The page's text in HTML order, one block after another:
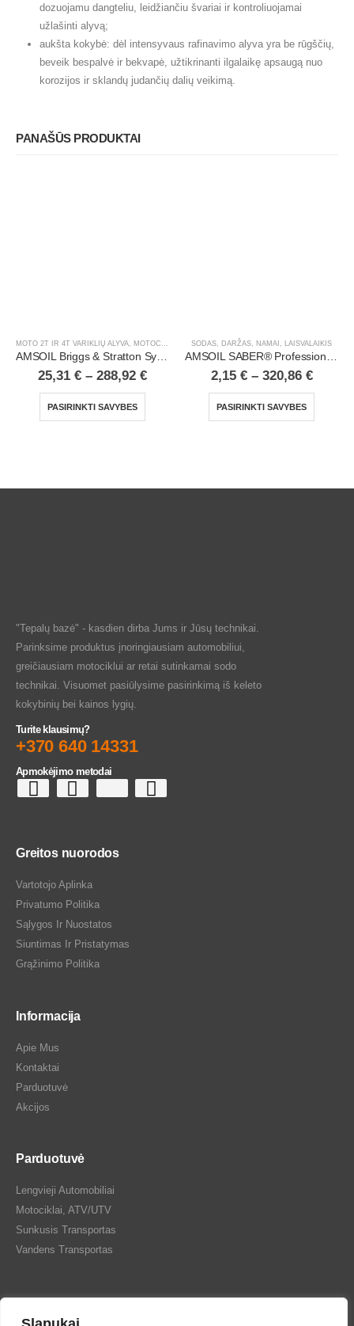
dozuojamu dangteliu, leidžiančiu švariai ir kontroliuojamai
užlašinti alyvą;
aukšta kokybė: dėl intensyvaus rafinavimo alyva yra be rūgščių,
beveik bespalvė ir bekvapė, užtikrinanti ilgalaikę apsaugą nuo
korozijos ir sklandų judančių dalių veikimą.
PANAŠŪS PRODUKTAI
MOTO 2T IR 4T VARIKLIŲ ALYVA, MOTOCIKLAI, ATV/UTV , NAMAI, LAISVALAIKIS ,SODAS,
AMSOIL Briggs & Stratton Synthetic 4T Racing Oil
25,31 € – 288,92 €
PASIRINKTI SAVYBES
SODAS, DARŽAS, NAMAI, LAISVALAIKIS
AMSOIL SABER® Professional 100% Synthetic 2-Stroke Oil
2,15 € – 320,86 €
PASIRINKTI SAVYBES
"Tepalų bazė" - kasdien dirba Jums ir Jūsų technikai.
Parinksime produktus įnoringiausiam automobiliui,
greičiausiam motociklui ar retai sutinkamai sodo
technikai. Visuomet pasiūlysime pasirinkimą iš keleto
kokybinių bei kainos lygių.
Turite klausimų?
+370 640 14331
Apmokėjimo metodai
Greitos nuorodos
Vartotojo Aplinka
Privatumo Politika
Sąlygos Ir Nuostatos
Siuntimas Ir Pristatymas
Grąžinimo Politika
Informacija
Apie Mus
Kontaktai
Parduotuvė
Akcijos
Parduotuvė
Lengvieji Automobiliai
Motociklai, ATV/UTV
Sunkusis Transportas
Vandens Transportas